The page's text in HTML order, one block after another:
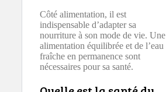
Côté alimentation, il est
indispensable d’adapter sa
nourriture à son mode de vie. Une
alimentation équilibrée et de l’eau
fraîche en permanence sont
nécessaires pour sa santé.